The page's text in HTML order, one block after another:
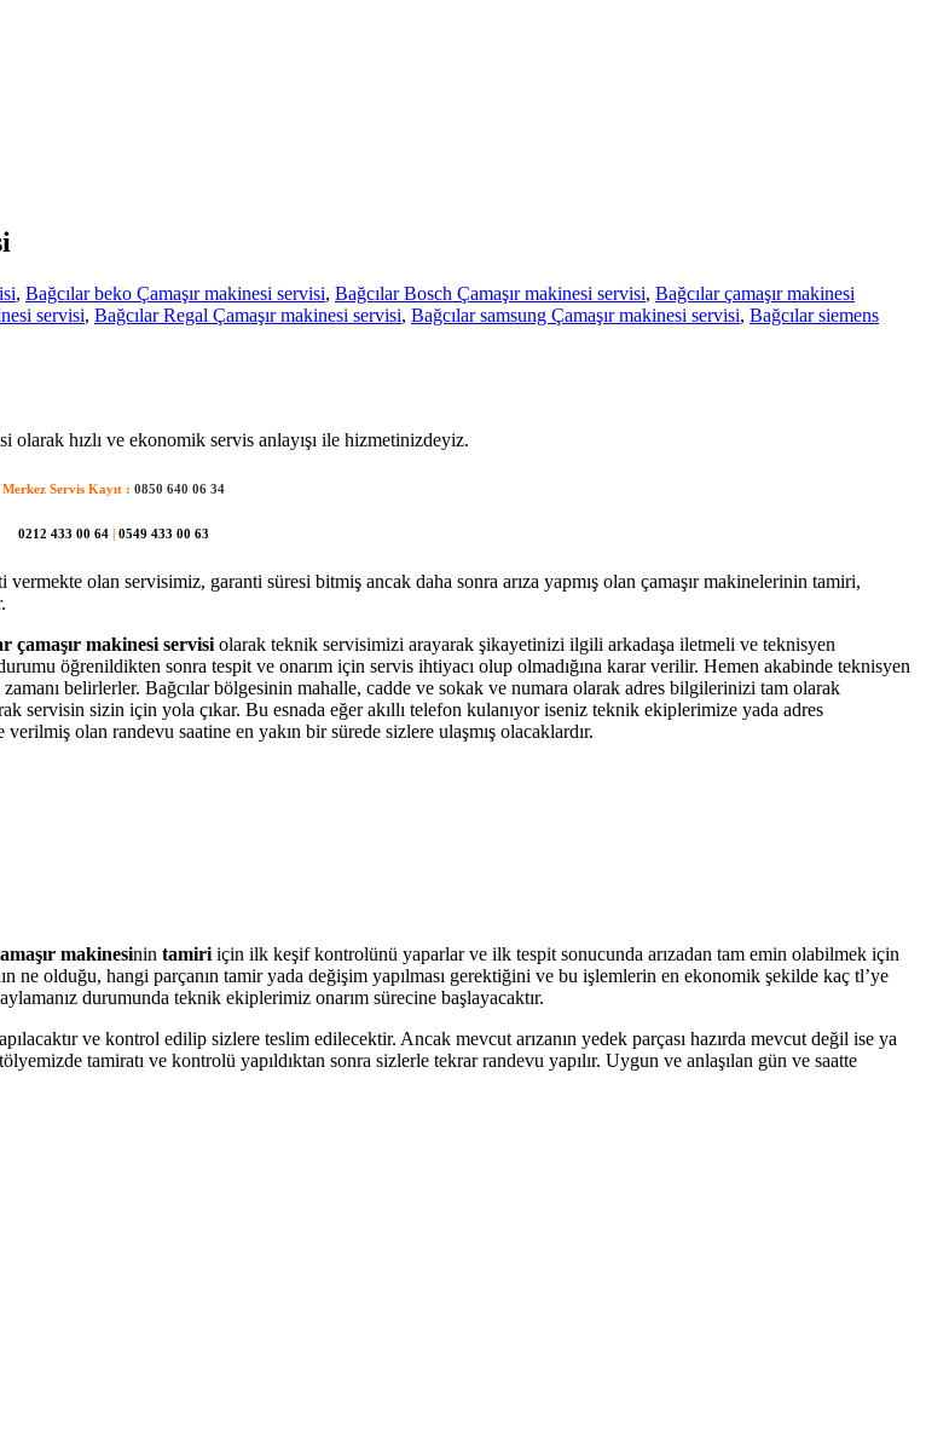
, Bağcılar beko Çamaşır makinesi servisi, Bağcılar Bosch Çamaşır makinesi servisi, Bağcılar çamaşır makinesi
servisi, Bağcılar Regal Çamaşır makinesi servisi, Bağcılar samsung Çamaşır makinesi servisi, Bağcılar siemens
olarak hızlı ve ekonomik servis anlayışı ile hizmetinizdeyiz.
Merkez Servis Kayıt : 0850 640 06 34
0212 433 00 64 | 0549 433 00 63
vermekte olan servisimiz, garanti süresi bitmiş ancak daha sonra arıza yapmış olan çamaşır makinelerinin tamiri,
çamaşır makinesi servisi olarak teknik servisimizi arayarak şikayetinizi ilgili arkadaşa iletmeli ve teknisyen
öğrenildikten sonra tespit ve onarım için servis ihtiyacı olup olmadığına karar verilir. Hemen akabinde teknisyen
belirlerler. Bağcılar bölgesinin mahalle, cadde ve sokak ve numara olarak adres bilgilerinizi tam olarak
sizin için yola çıkar. Bu esnada eğer akıllı telefon kulanıyor iseniz teknik ekiplerimize yada adres
olan randevu saatine en yakın bir sürede sizlere ulaşmış olacaklardır.
makinesinin tamiri için ilk keşif kontrolünü yaparlar ve ilk tespit sonucunda arızadan tam emin olabilmek için
ne olduğu, hangi parçanın tamir yada değişim yapılması gerektiğini ve bu işlemlerin en ekonomik şekilde kaç tl’ye
durumunda teknik ekiplerimiz onarım sürecine başlayacaktır.
ve kontrol edilip sizlere teslim edilecektir. Ancak mevcut arızanın yedek parçası hazırda mevcut değil ise ya
tamiratı ve kontrolü yapıldıktan sonra sizlerle tekrar randevu yapılır. Uygun ve anlaşılan gün ve saatte